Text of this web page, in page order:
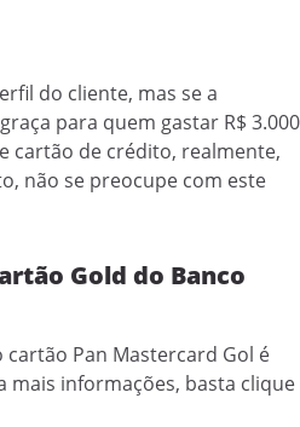
do cliente, mas se a
para quem gastar R$ 3.000
cartão de crédito, realmente,
não se preocupe com este
Gold do Banco
Pan Mastercard Gol é
mais informações, basta clique